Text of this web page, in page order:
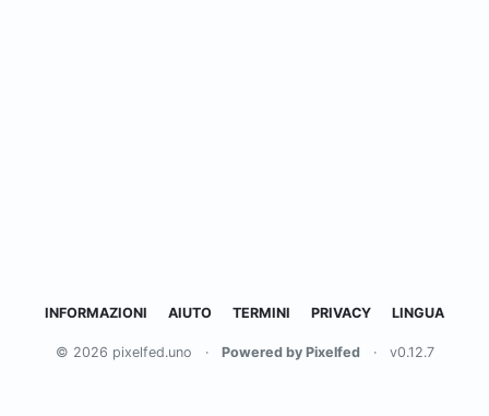
INFORMAZIONI AIUTO TERMINI PRIVACY LINGUA
© 2026 pixelfed.uno · Powered by Pixelfed · v0.12.7